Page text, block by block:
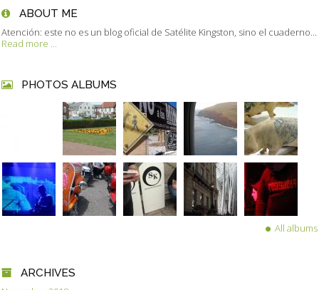
ABOUT ME
Atención: este no es un blog oficial de Satélite Kingston, sino el cuaderno...
Read more ...
PHOTOS ALBUMS
All albums
ARCHIVES